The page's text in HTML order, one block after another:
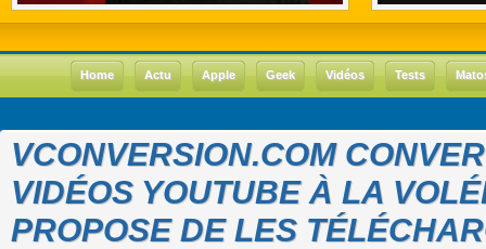
Home Actu Apple Geek Vidéos Tests
VCONVERSION.COM
VIDÉOS YOUTUBE À LA
PROPOSE DE LES